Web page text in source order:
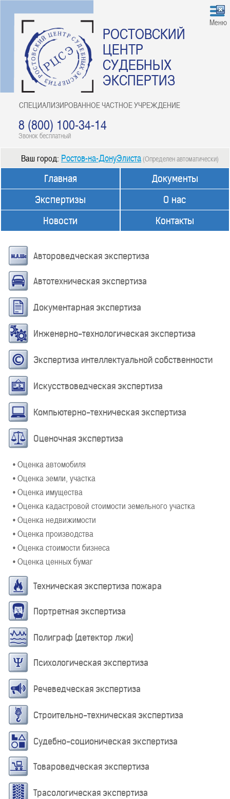
РОСТОВСКИЙ
ЦЕНТР
СУДЕБНЫХ
ЭКСПЕРТИЗ
СПЕЦИАЛИЗИРОВАННОЕ ЧАСТНОЕ УЧРЕЖДЕНИЕ
8 (800) 100-34-14
Звонок бесплатный
Меню
Ваш город: Ростов-на-ДонуЭлиста (Определен автоматически)
Главная
Экспертизы
Новости
Документы
О нас
Контакты
Автороведческая экспертиза
Автотехническая экспертиза
Документарная экспертиза
Инженерно-технологическая экспертиза
Экспертиза интеллектуальной собственности
Искусствоведческая экспертиза
Компьютерно-техническая экспертиза
Оценочная экспертиза
• Оценка автомобиля
• Оценка земли, участка
• Оценка имущества
• Оценка кадастровой стоимости земельного участка
• Оценка недвижимости
• Оценка производства
• Оценка стоимости бизнеса
• Оценка ценных бумаг
Техническая экспертиза пожара
Портретная экспертиза
Полиграф (детектор лжи)
Психологическая экспертиза
Речеведческая экспертиза
Строительно-техническая экспертиза
Судебно-соционическая экспертиза
Товароведческая экспертиза
Трасологическая экспертиза